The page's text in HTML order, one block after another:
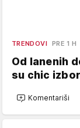
TRENDOVI PRE 1 H
Od lanenih
su chic
Komentariši